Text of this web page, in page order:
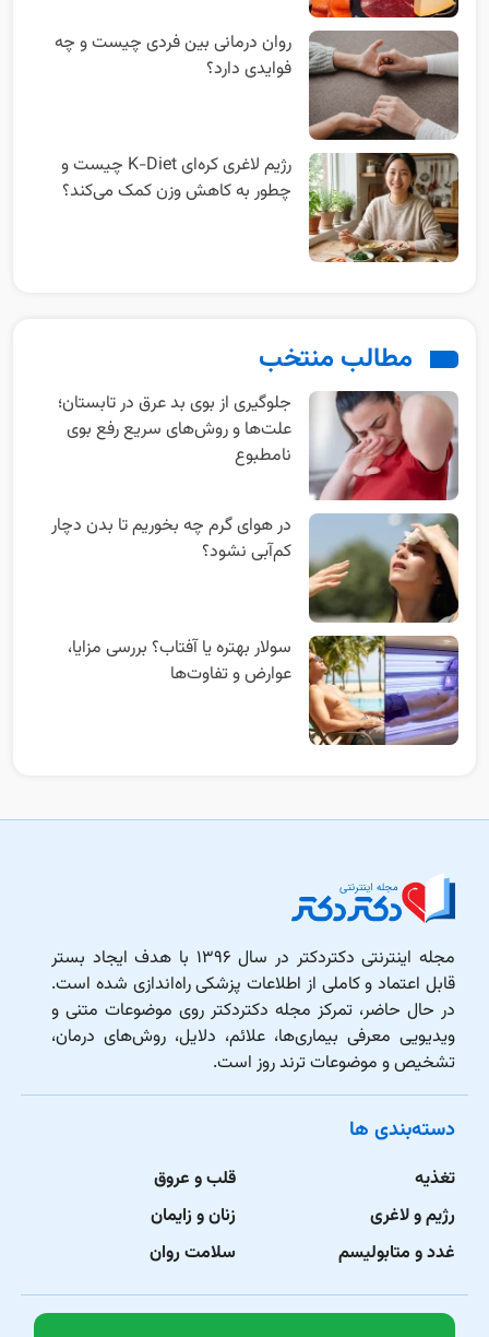
روان‌ درمانی بین‌ فردی چیست و چه
فوایدی دارد؟
رژیم لاغری کره‌ای K-Diet چیست و
چطور به کاهش وزن کمک می‌کند؟
مطالب منتخب
جلوگیری از بوی بد عرق در تابستان؛
علت‌ها و روش‌های سریع رفع بوی
نامطبوع
در هوای گرم چه بخوریم تا بدن دچار
کم‌آبی نشود؟
سولار بهتره یا آفتاب؟ بررسی مزایا،
عوارض و تفاوت‌ها
مجله اینترنتی دکتردکتر در سال ۱۳۹۶ با هدف ایجاد بستر
قابل اعتماد و کاملی از اطلاعات پزشکی راه‌اندازی شده است.
در حال حاضر، تمرکز مجله دکتردکتر روی موضوعات متنی و
ویدیویی معرفی بیماری‌ها، علائم، دلایل، روش‌های درمان،
تشخیص و موضوعات ترند روز است.
دسته‌بندی ها
تغذیه
رژیم و لاغری
غدد و متابولیسم
قلب و عروق
زنان و زایمان
سلامت روان